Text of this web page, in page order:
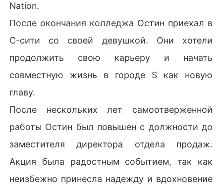
Nation.
После окончания колледжа Остин приехал в
С-сити со своей девушкой. Они хотели
продолжить свою карьеру и начать
совместную жизнь в городе S как новую
главу.
После нескольких лет самоотверженной
работы Остин был повышен с должности до
заместителя директора отдела продаж.
Акция была радостным событием, так как
неизбежно принесла надежду и вдохновение